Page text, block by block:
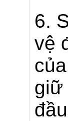
6.
vệ
giữ